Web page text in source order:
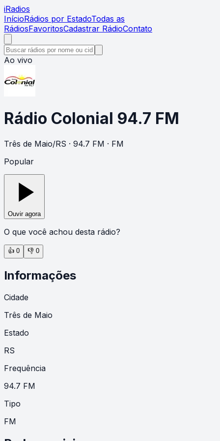
iRadios
InícioRádios por EstadoTodas as
RádiosFavoritosCadastrar RádioContato
Ao vivo
Rádio Colonial 94.7 FM
Três de Maio/RS · 94.7 FM · FM
Popular
Ouvir agora
O que você achou desta rádio?
👍 0 👎 0
Informações
Cidade
Três de Maio
Estado
RS
Frequência
94.7 FM
Tipo
FM